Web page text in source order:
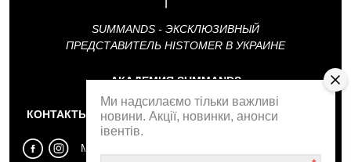
SUMMANDS - ЭКСКЛЮЗИВНЫЙ
ПРЕДСТАВИТЕЛЬ HISTOMER В УКРАИНЕ
АКАДЕМИЯ SUMMANDS
КОНТАКТЫ ОБРАТНЫЙ ЗВОНОК
МЫ В СОЦСЕТЯХ
Ми надсилаємо тільки важливі
новини. Акції, новинки, анонси
івентів.